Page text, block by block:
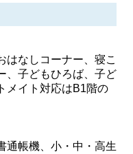
はなしコーナー、寝こ
、子どもひろば、子ど
メイト対応はB1階の
通帳機、小・中・高生